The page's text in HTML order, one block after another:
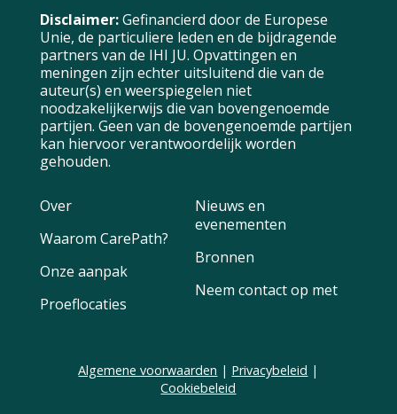
Disclaimer:Gefinancierd door de Europese
Unie, de particuliere leden en de bijdragende
partners van de IHI JU. Opvattingen en
meningen zijn echter uitsluitend die van de
auteur(s) en weerspiegelen niet
noodzakelijkerwijs die van bovengenoemde
partijen. Geen van de bovengenoemde partijen
kan hiervoor verantwoordelijk worden
gehouden.
Over
Waarom CarePath?
Onze aanpak
Proeflocaties
Nieuws en
evenementen
Bronnen
Neem contact op met
Algemene voorwaarden | Privacybeleid |
Cookiebeleid